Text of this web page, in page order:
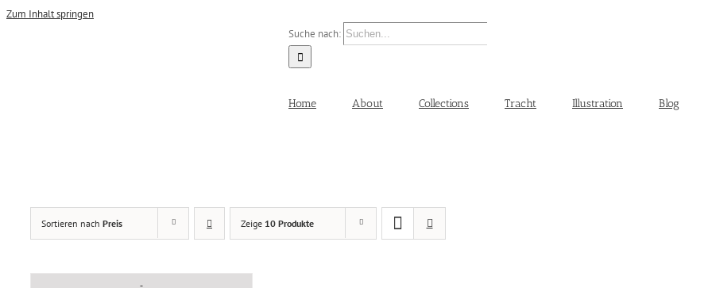
Zum Inhalt springen
Suche nach:
Home About Collections Tracht Illustration Blog
Sortieren nach Preis Zeige 10 Produkte